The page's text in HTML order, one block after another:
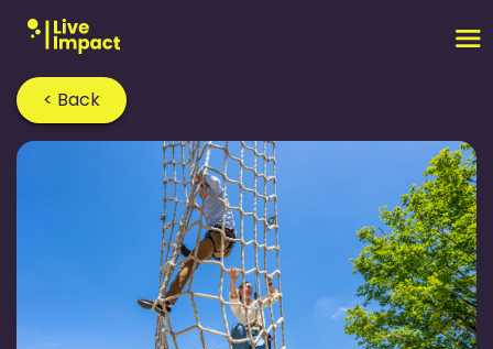
< Back
Home›Blog